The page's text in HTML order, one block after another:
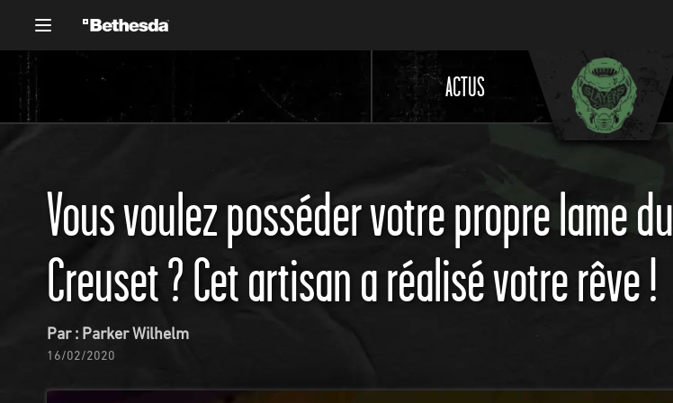
ACTUS
Vous voulez posséder votre propre lame du
Creuset ? Cet artisan a réalisé votre rêve !
Par : Parker Wilhelm
16/02/2020